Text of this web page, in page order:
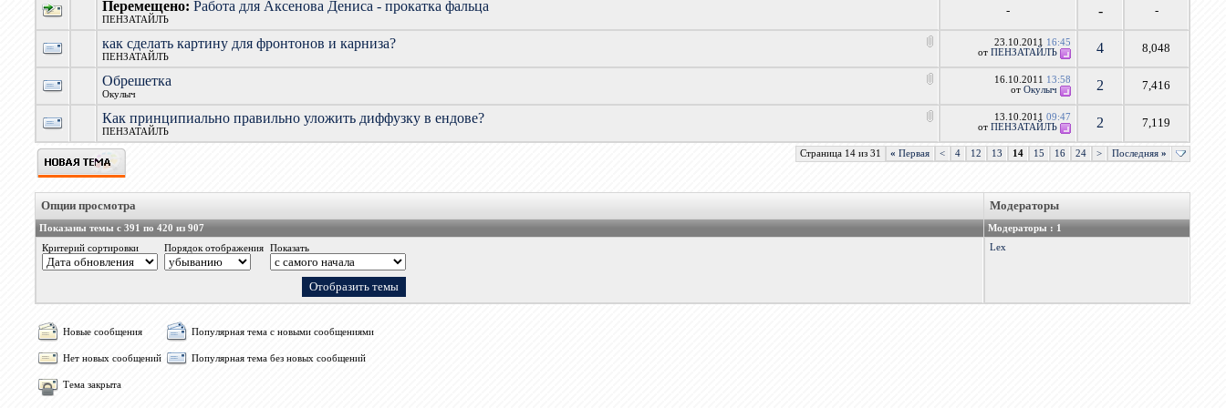
Перемещено:Работа для Аксенова Дениса - прокатка фальца
ПЕНЗАТАЙЛЪ
- - -
как сделать картину для фронтонов и карниза?
ПЕНЗАТАЙЛЪ
23.10.2011 16:45
отПЕНЗАТАЙЛЪ 4 8,048
Обрешетка
Окулыч
16.10.2011 13:58
отОкулыч 2 7,416
Как принципиально правильно уложить диффузку в ендове?
ПЕНЗАТАЙЛЪ
13.10.201109:47
отПЕНЗАТАЙЛЪ 2 7,119
Страница 14 из 31 « Первая < 4 12 13 14 15 16 24 > Последняя»
Опции просмотра Модераторы
Показаны темы с 391 по 420 из 907
Модераторы : 1
Критерий сортировки
Порядок отображения Показать Lex
Новые сообщения Популярная тема с новыми сообщениями
Нет новых сообщений Популярная тема без новых сообщений
Тема закрыта